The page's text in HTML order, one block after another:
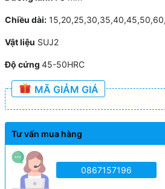
Chiều dài:
Vật liệu SUJ2
Độ cứng 45-50HRC
MÃ GIẢM GIÁ
Tư vấn mua hàng
0867157196